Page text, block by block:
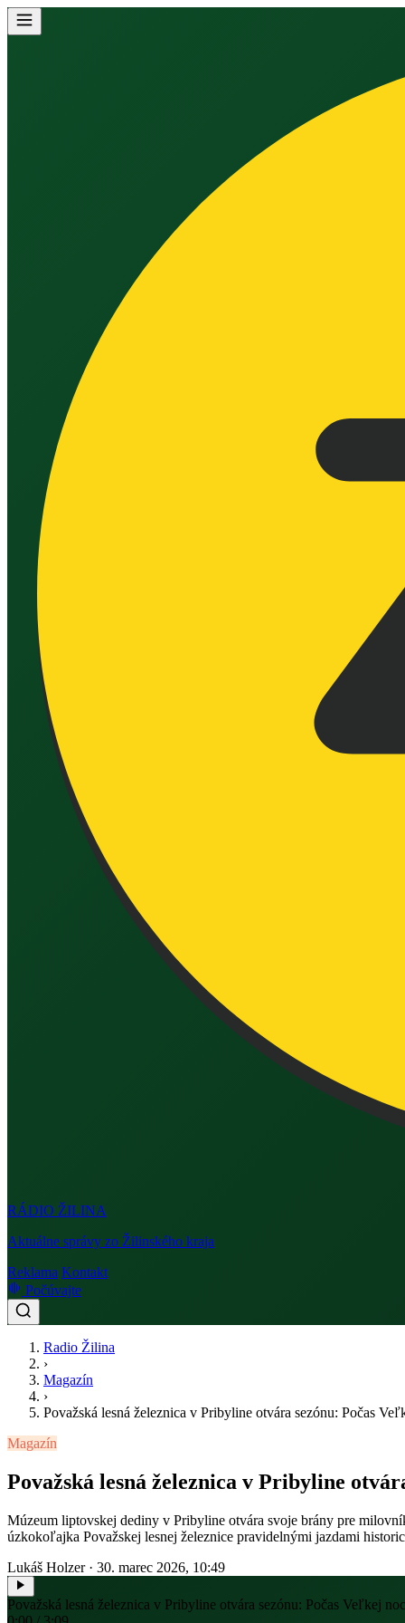
RÁDIO ŽILINA
Aktuálne správy zo Žilinského kraja
Reklama Kontakt
Počúvajte
Radio Žilina
›
Magazín
›
Považská lesná železnica v Pribyline otvára sezónu: Počas
Magazín
Považská lesná železnica v Pribyline
Múzeum liptovskej dediny v Pribyline otvára svoje brány pre
úzkokoľajka Považskej lesnej železnice pravidelnými jazdami
Lukáš Holzer · 30. marec 2026, 10:49
Považská lesná železnica v Pribyline otvára sezónu: Počas Veľkej